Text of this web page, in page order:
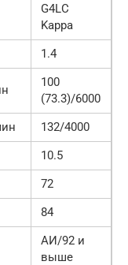
G4LC
Kappa
1.4
100
(73.3)/6000
132/4000
10.5
72
84
АИ/92 и
выше